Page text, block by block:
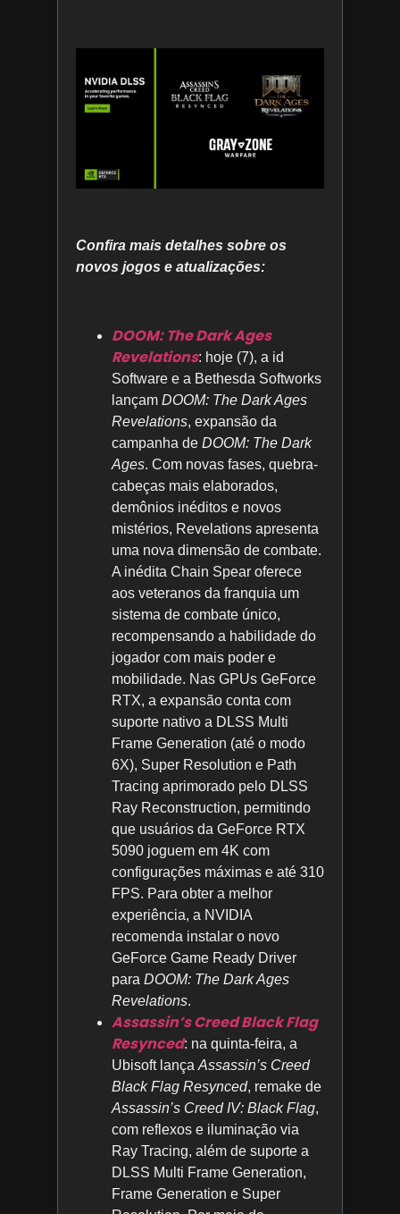
Confira mais detalhes sobre os
novos jogos e atualizações:
DOOM: The Dark Ages
Revelations: hoje (7), a id
Software e a Bethesda Softworks
lançam DOOM: The Dark Ages
Revelations, expansão da
campanha de DOOM: The Dark
Ages. Com novas fases, quebra-
cabeças mais elaborados,
demônios inéditos e novos
mistérios, Revelations apresenta
uma nova dimensão de combate.
A inédita Chain Spear oferece
aos veteranos da franquia um
sistema de combate único,
recompensando a habilidade do
jogador com mais poder e
mobilidade. Nas GPUs GeForce
RTX, a expansão conta com
suporte nativo a DLSS Multi
Frame Generation (até o modo
6X), Super Resolution e Path
Tracing aprimorado pelo DLSS
Ray Reconstruction, permitindo
que usuários da GeForce RTX
5090 joguem em 4K com
configurações máximas e até 310
FPS. Para obter a melhor
experiência, a NVIDIA
recomenda instalar o novo
GeForce Game Ready Driver
para DOOM: The Dark Ages
Revelations.
Assassin’s Creed Black Flag
Resynced: na quinta-feira, a
Ubisoft lança Assassin’s Creed
Black Flag Resynced, remake de
Assassin’s Creed IV: Black Flag,
com reflexos e iluminação via
Ray Tracing, além de suporte a
DLSS Multi Frame Generation,
Frame Generation e Super